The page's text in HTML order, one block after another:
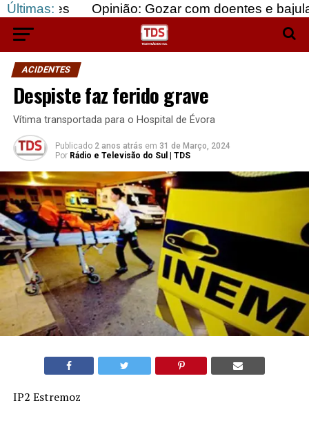
Últimas:
Opinião: Gozar com doentes e bajular os
ACIDENTES
Despiste faz ferido grave
Vítima transportada para o Hospital de Évora
Publicado 2 anos atrás em 31 de Março, 2024
Por Rádio e Televisão do Sul | TDS
IP2 Estremoz